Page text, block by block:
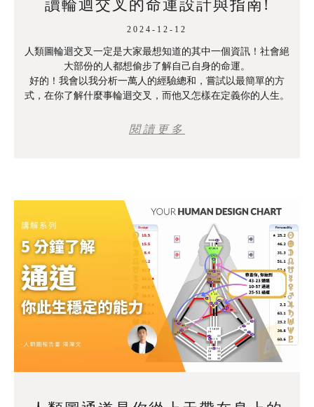
讀輪迴交叉的命運設計與指南!
2024-12-12
人類圖輪迴交叉一定是大家最想知道的其中一個資訊！社會絕
大部份的人都想偷步了解自己自身的命運。
好的！我會以我分析一萬人的經驗總和，嘗試以最簡單的方
式，在你了解什麼事輪迴交叉，而他又怎樣在定義你的人生。
閱讀更多